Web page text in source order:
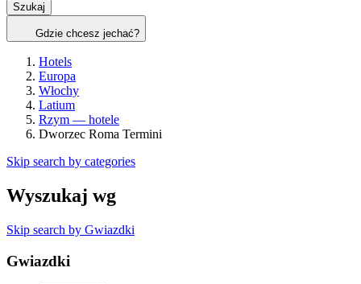
Szukaj
Gdzie chcesz jechać?
Hotels
Europa
Włochy
Latium
Rzym — hotele
Dworzec Roma Termini
Skip search by categories
Wyszukaj wg
Skip search by Gwiazdki
Gwiazdki